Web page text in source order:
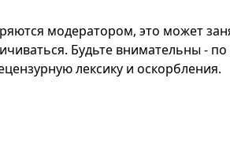
модератором, это может
Будьте внимательны -
лексику и оскорбления.